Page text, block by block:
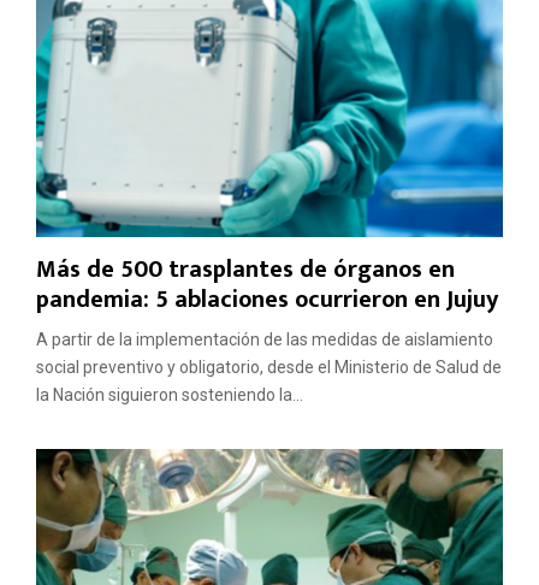
Más de 500 trasplantes de órganos en
pandemia: 5 ablaciones ocurrieron en Jujuy
A partir de la implementación de las medidas de aislamiento
social preventivo y obligatorio, desde el Ministerio de Salud de
la Nación siguieron sosteniendo la...